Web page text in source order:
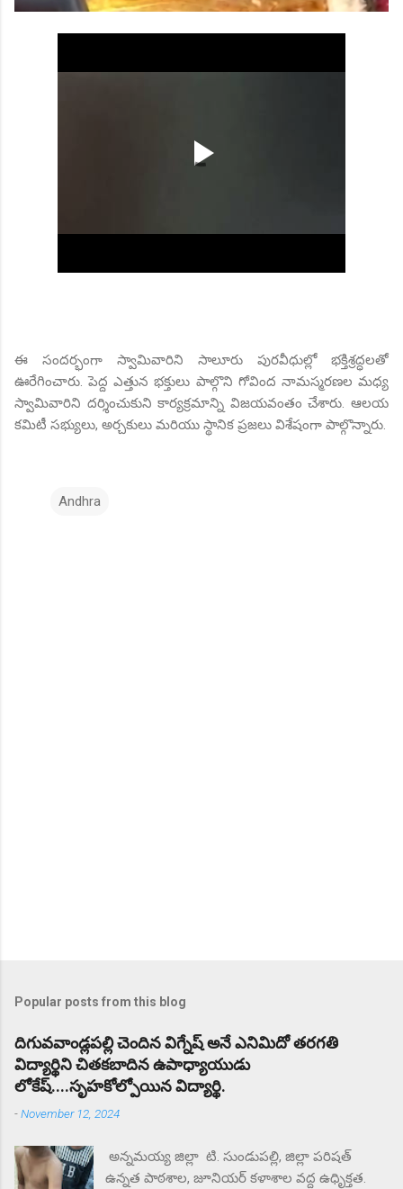
ఈ సందర్భంగా స్వామివారిని సాలూరు పురవీధుల్లో భక్తిశ్రద్ధలతో
ఊరేగించారు. పెద్ద ఎత్తున భక్తులు పాల్గొని గోవింద నామస్మరణల మధ్య
స్వామివారిని దర్శించుకుని కార్యక్రమాన్ని విజయవంతం చేశారు. ఆలయ
కమిటీ సభ్యులు, అర్చకులు మరియు స్థానిక ప్రజలు విశేషంగా పాల్గొన్నారు.
Andhra
Popular posts from this blog
దిగువవాండ్లపల్లి చెందిన విగ్నేష్ అనే ఎనిమిదో తరగతి
విద్యార్థిని చితకబాదిన ఉపాధ్యాయుడు
లోకేష్....సృహకోల్పోయిన విద్యార్థి.
-November 12, 2024
అన్నమయ్య జిల్లా టి. సుండుపల్లి, జిల్లా పరిషత్
ఉన్నత పాఠశాల, జూనియర్ కళాశాల వద్ద ఉధృిక్తత.